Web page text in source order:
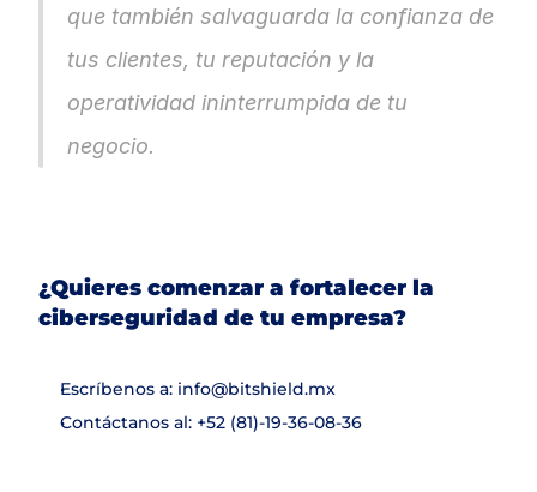
que también salvaguarda la confianza de
tus clientes, tu reputación y la
operatividad ininterrumpida de tu
negocio.
¿Quieres comenzar a fortalecer la
ciberseguridad de tu empresa?
Escríbenos a: info@bitshield.mx
Contáctanos al: +52 (81)-19-36-08-36